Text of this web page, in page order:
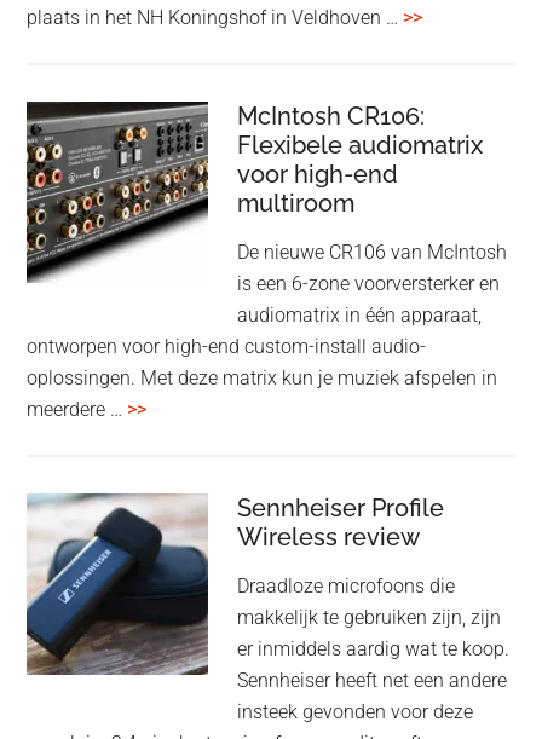
titanium
Adaptive
noise
cancelling
plaats in het NH Koningshof in Veldhoven … >>overDutch
–
4
McIntosh CR106:
Flexibele audiomatrix
voor high-end
multiroom
De nieuwe CR106 van McIntosh
is een 6-zone voorversterker en
audiomatrix in één apparaat,
ontworpen voor high-end custom-install audio-
oplossingen. Met deze matrix kun je muziek afspelen in
meerdere … >>overMcIntosh
audiomatrix
voor
high-
end
multiroom
Sennheiser Profile
Wireless review
Draadloze microfoons die
makkelijk te gebruiken zijn, zijn
er inmiddels aardig wat te koop.
Sennheiser heeft net een andere
insteek gevonden voor deze